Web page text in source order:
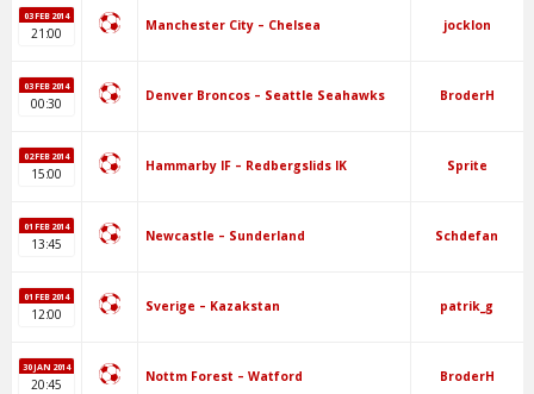
03 FEB 2014
21:00 Manchester City – Chelsea jocklon
03 FEB 2014
00:30 Denver Broncos – Seattle Seahawks BroderH
02 FEB 2014
15:00 Hammarby IF – Redbergslids IK Sprite
01 FEB 2014
13:45 Newcastle – Sunderland Schdefan
01 FEB 2014
12:00 Sverige – Kazakstan patrik_g
30 JAN 2014
20:45 Nottm Forest – Watford BroderH